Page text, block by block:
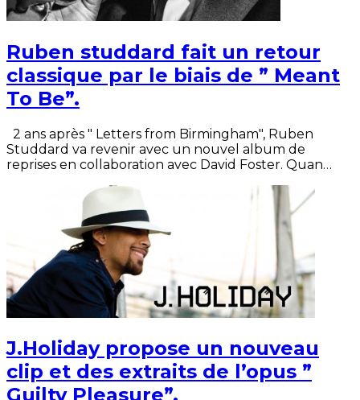
Ruben studdard fait un retour
classique par le biais de ” Meant
To Be”.
2 ans après " Letters from Birmingham", Ruben
Studdard va revenir avec un nouvel album de
reprises en collaboration avec David Foster. Quan…
J.Holiday propose un nouveau
clip et des extraits de l’opus ”
Guilty Pleasure”.